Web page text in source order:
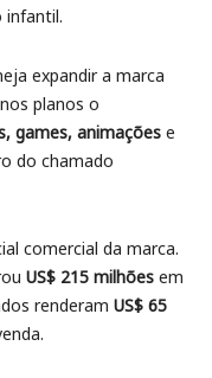
infantil.
expandir a marca
planos o
games, animações e
do chamado
comercial da marca.
US$ 215 milhões em
renderam US$ 65